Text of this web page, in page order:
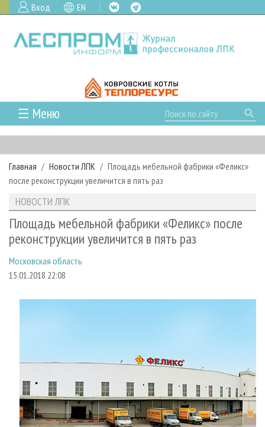
Вход EN
☰ Меню
ГЛАВНАЯ
РУБРИКИ И ТЕМЫ
РУБРИКИ ЖУРНАЛА
ЛЕСОЗАГОТОВКА
ЛЕСОПИЛЕНИЕ
СУШКА ДРЕВЕСИНЫ
ИНСТРУМЕНТ И МАТЕРИАЛЫ
НОВОСТИ
НОВОСТИ ЛПК
НОВОСТИ ЖУРНАЛА
ПРОЕКТЫ ЛПИ
АНАЛИТИКА
ПРЕДПРИЯТИЯ ЛПК
ПЕРСОНЫ
БИБЛИОТЕКА СПЕЦИАЛИСТА
АРХИВ ЖУРНАЛОВ
О ЖУРНАЛЕ
ПОДПИСКА
КОНТАКТЫ
РЕКЛАМОДАТЕЛЯМ
РЕКЛАМА
Главная Новости ЛПК
Площадь мебельной фабрики «Феликс»
после реконструкции увеличится в пять раз
НОВОСТИ ЛПК
Площадь мебельной фабрики «Феликс» после
реконструкции увеличится в пять раз
Московская область
15.01.2018 22:08